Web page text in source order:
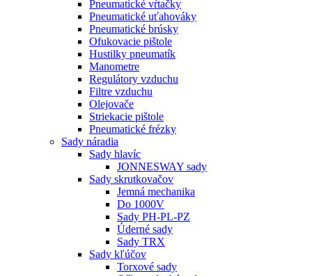
Pneumatické vŕtačky
Pneumatické uťahováky
Pneumatické brúsky
Ofukovacie pištole
Hustilky pneumatík
Manometre
Regulátory vzduchu
Filtre vzduchu
Olejovače
Striekacie pištole
Pneumatické frézky
Sady náradia
Sady hlavíc
JONNESWAY sady
Sady skrutkovačov
Jemná mechanika
Do 1000V
Sady PH-PL-PZ
Úderné sady
Sady TRX
Sady kľúčov
Torxové sady